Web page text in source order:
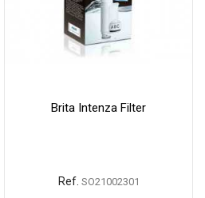
Brita Intenza Filter
Ref. SO21002301